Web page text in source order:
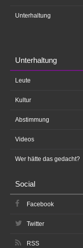
Unterhaltung
Unterhaltung
Leute
Kultur
Abstimmung
Videos
Wer hätte das gedacht?
Social
Facebook
Twitter
RSS